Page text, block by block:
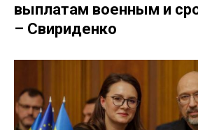
выплатам военным и
– Свириденко